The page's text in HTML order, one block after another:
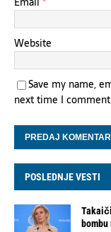
Website
Save my name,
next time I
POSLEDNJE VESTI